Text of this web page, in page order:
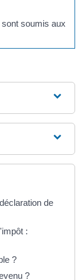
soumis aux
de
:
?
?